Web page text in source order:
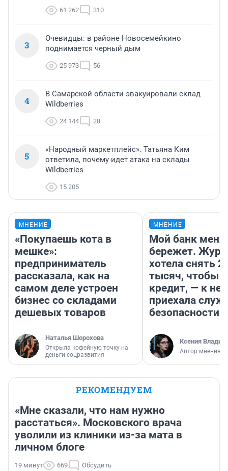
61 262 310
3
Очевидцы: в районе Новосемейкино
поднимается черный дым
25 973 56
4
В Самарской области эвакуировали склад
Wildberries
24 144 28
5
«Народный маркетплейс». Татьяна Ким
ответила, почему идет атака на склады
Wildberries
15 205
МНЕНИЕ
«Покупаешь кота в
мешке»:
предприниматель
рассказала, как на
самом деле устроен
бизнес со складами
дешевых товаров
Наталья Шорохова
Открыла кофейную точку на
деньги соцразвития
МНЕНИЕ
Мой банк меня
бережет.
хотела снять
тысяч, чтобы
кредит, — к
приехала
безопасности
Ксения
Автор мнения
РЕКОМЕНДУЕМ
«Мне сказали, что нам нужно
расстаться». Московского врача
уволили из клиники из-за мата в
личном блоге
19 минут 669 Обсудить